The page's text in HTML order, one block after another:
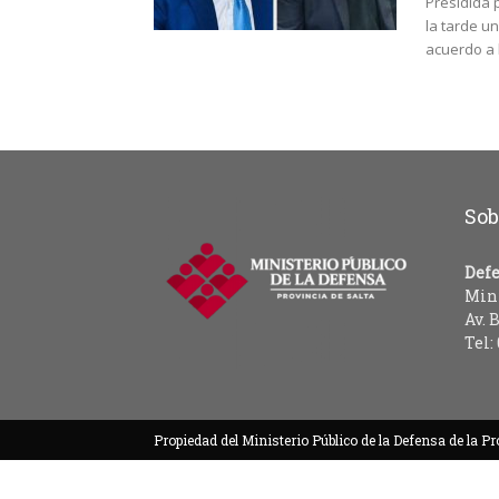
la tarde
acuerdo a
Av.
Tel:
Propiedad del Ministerio Público de la Defensa de la